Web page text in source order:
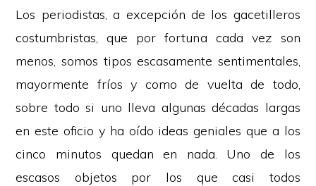
Los periodistas, a excepción de los gacetilleros
costumbristas, que por fortuna cada vez son
menos, somos tipos escasamente sentimentales,
mayormente fríos y como de vuelta de todo,
sobre todo si uno lleva algunas décadas largas
en este oficio y ha oído ideas geniales que a los
cinco minutos quedan en nada. Uno de los
escasos objetos por los que casi todos